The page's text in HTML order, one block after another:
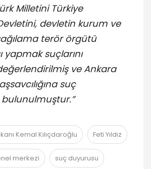
Milletini Türkiye
devletin kurum ve
terör örgütü
suçlarını
ve Ankara
suç
Kemal Kılıçdaroğlu Feti Yıldız
merkezi suç duyurusu